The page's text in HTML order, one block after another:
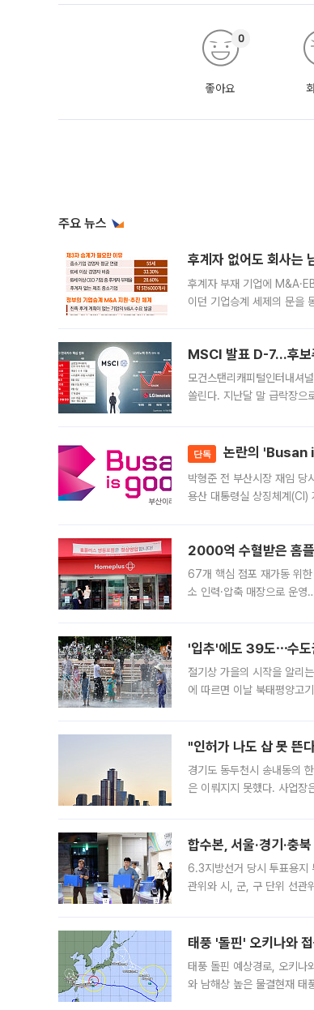
좋아요
0
주요 뉴스
후계자 없어도 회사는
후계자 부재 기업에
이던 기업승계 세제의 문을
MSCI 발표 D-7…후보
모건스탠리캐피털인터내셔
쏠린다. 지난달 말 급락장으
단독 논란의 'Busan
박형준 전 부산시장 재임
용산 대통령실 상징체계(CI)
2000억 수혈받은 홈플
67개 핵심 점포 재가동 위
소 인력·압축 매장으로 운
'입추'에도 39도⋯수도
절기상 가을의 시작을 알리
에 따르면 이날 북태평양고
"인허가 나도 삽 못 뜬
경기도 동두천시 송내동의
은 이뤄지지 못했다. 사업
합수본, 서울·경기·충
6.3지방선거 당시 투표용지
관위와 시, 군, 구 단위 선관
태풍 '돌핀' 오키나와
태풍 돌핀 예상경로, 오키나
와 남해상 높은 물결현재 태